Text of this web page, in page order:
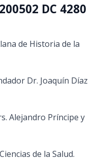
DC 4280
de Historia de la
Dr. Joaquín Díaz
Alejandro Príncipe y
de la Salud.